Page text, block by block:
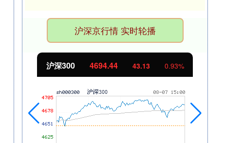
沪深京行情 实时轮播
北证50 1134.24 11.37 1.01%